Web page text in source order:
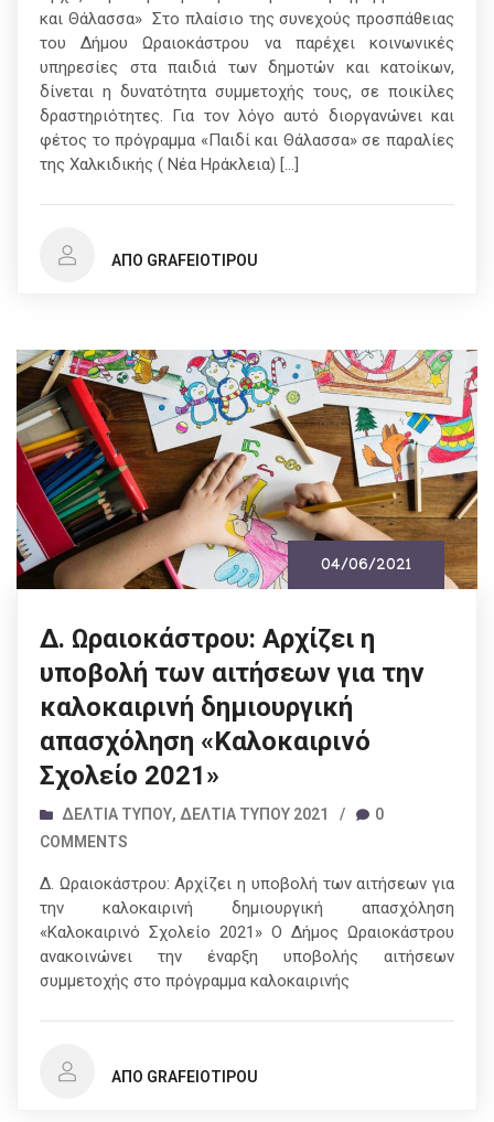
και Θάλασσα» Στο πλαίσιο της συνεχούς προσπάθειας
του Δήμου Ωραιοκάστρου να παρέχει κοινωνικές
υπηρεσίες στα παιδιά των δημοτών και κατοίκων,
δίνεται η δυνατότητα συμμετοχής τους, σε ποικίλες
δραστηριότητες. Για τον λόγο αυτό διοργανώνει και
φέτος το πρόγραμμα «Παιδί και Θάλασσα» σε παραλίες
της Χαλκιδικής ( Νέα Ηράκλεια) […]
ΑΠΌ GRAFEIOTIPOU
04/06/2021
Δ. Ωραιοκάστρου: Αρχίζει η
υποβολή των αιτήσεων για την
καλοκαιρινή δημιουργική
απασχόληση «Καλοκαιρινό
Σχολείο 2021»
ΔΕΛΤΊΑ ΤΎΠΟΥ, ΔΕΛΤΊΑ ΤΎΠΟΥ 2021 /
0
COMMENTS
Δ. Ωραιοκάστρου: Αρχίζει η υποβολή των αιτήσεων για
την καλοκαιρινή δημιουργική απασχόληση
«Καλοκαιρινό Σχολείο 2021» Ο Δήμος Ωραιοκάστρου
ανακοινώνει την έναρξη υποβολής αιτήσεων
συμμετοχής στο πρόγραμμα καλοκαιρινής
ΑΠΌ GRAFEIOTIPOU